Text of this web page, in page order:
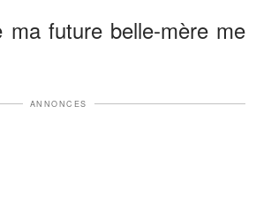
ma future belle-mère me
ANNONCES